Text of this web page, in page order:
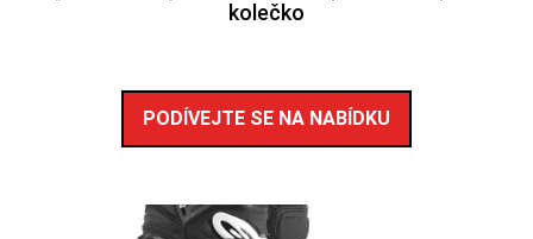
kolečko
PODÍVEJTE SE NA NABÍDKU